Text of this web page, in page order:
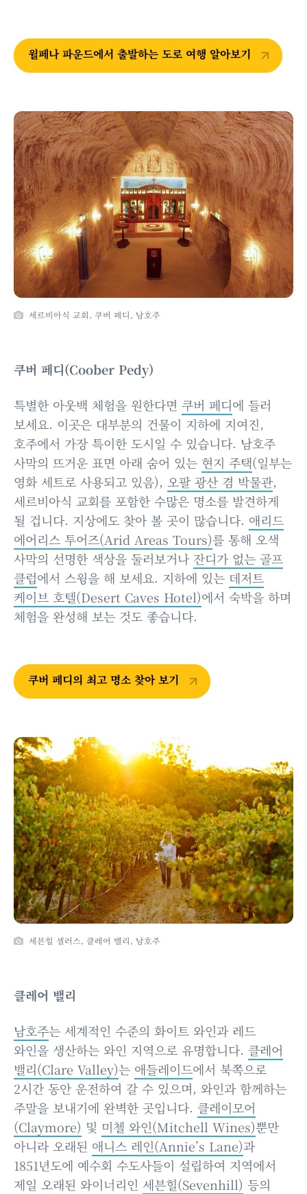
윌페나 파운드에서 출발하는 도로 여행 알아보기
세르비아식 교회, 쿠버 페디, 남호주
쿠버 페디(Coober Pedy)
특별한 아웃백 체험을 원한다면 쿠버 페디에 들러
보세요. 이곳은 대부분의 건물이 지하에 지여진,
호주에서 가장 특이한 도시일 수 있습니다. 남호주
사막의 뜨거운 표면 아래 숨어 있는 현지 주택(일부는
영화 세트로 사용되고 있음), 오팔 광산 겸 박물관,
세르비아식 교회를 포함한 수많은 명소를 발견하게
될 겁니다. 지상에도 찾아 볼 곳이 많습니다. 애리드
에어리스 투어즈(Arid Areas Tours)를 통해 오색
사막의 선명한 색상을 둘러보거나잔디가 없는 골프
클럽에서 스윙을 해 보세요. 지하에 있는 데저트
케이브 호텔(Desert Caves Hotel)에서 숙박을 하며
체험을 완성해 보는 것도 좋습니다.
쿠버 페디의 최고 명소 찾아 보기
세븐힐 셀러스, 클레어 밸리, 남호주
클레어 밸리
남호주는 세계적인 수준의 화이트 와인과 레드
와인을 생산하는 와인 지역으로 유명합니다. 클레어
밸리(Clare Valley)는 애들레이드에서 북쪽으로
2시간 동안 운전하여 갈 수 있으며, 와인과 함께하는
주말을 보내기에 완벽한 곳입니다. 클레이모어
(Claymore) 및 미첼 와인(Mitchell Wines)뿐만
아니라 오래된 애니스 레인(Annie’s Lane)과
1851년도에 예수회 수도사들이 설립하여 지역에서
제일 오래된 와이너리인 세븐힐(Sevenhill) 등의